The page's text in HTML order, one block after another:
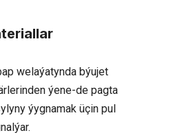
welaýatynda býujet
ýene-de pagta
ýygnamak üçin pul